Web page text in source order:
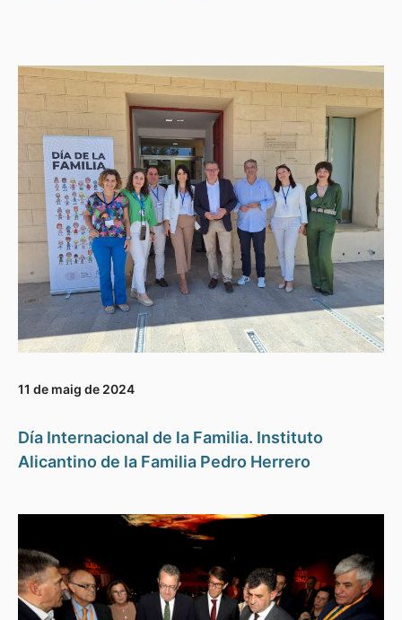
11 de maig de 2024
Día Internacional de la Familia. Instituto
Alicantino de la Familia Pedro Herrero